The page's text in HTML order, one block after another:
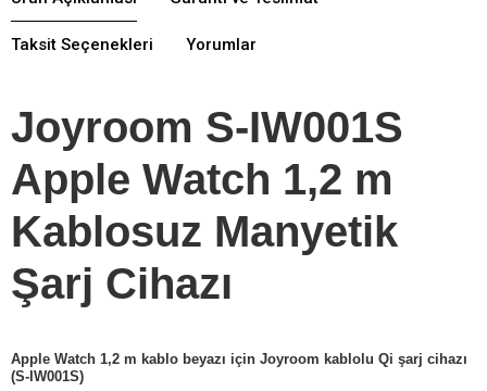
Taksit Seçenekleri Yorumlar
Joyroom S-IW001S
Apple Watch 1,2 m
Kablosuz Manyetik
Şarj Cihazı
Apple Watch 1,2 m kablo beyazı için Joyroom kablolu Qi şarj cihazı
(S-IW001S)